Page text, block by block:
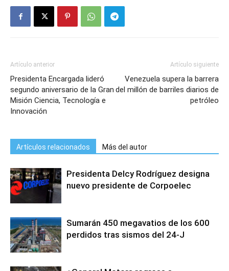
Artículo anterior
Presidenta Encargada lideró
segundo aniversario de la Gran
Misión Ciencia, Tecnología e
Innovación
Artículo siguiente
Venezuela supera la barrera
del millón de barriles diarios de
petróleo
Artículos relacionados Más del autor
Presidenta Delcy Rodríguez designa
nuevo presidente de Corpoelec
Sumarán 450 megavatios de los 600
perdidos tras sismos del 24-J